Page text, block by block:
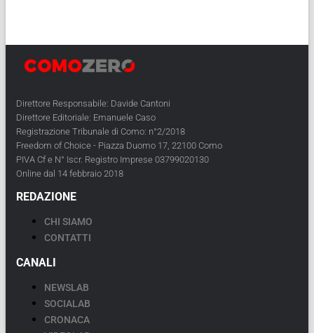
Direttore Responsabile: Davide Cantoni
Direttore Editoriale: Emanuele Caso
Registrazione Tribunale di Como: n°2/2018
Freedom of Choice - Piazza Duomo 17, 22100 Como
PIVA Cf e N° Iscr. Registro Imprese 03799020130
Online dal 14 febbraio 2018
REDAZIONE
CHI SIAMO
CONTATTI
CANALI
NEWSLAB
SOCIALAB
CRONACA